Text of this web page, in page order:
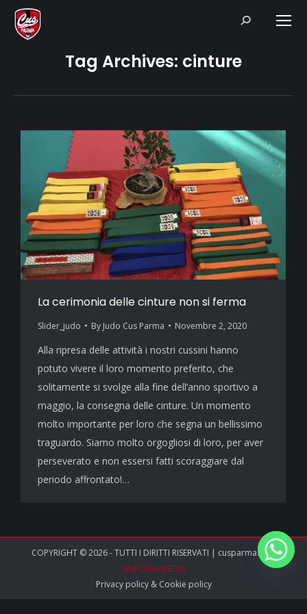
Search:
Tag Archives: cinture
La cerimonia delle cinture non si ferma
Slider_judo By Judo Cus Parma Novembre 2, 2020
Alla ripresa delle attività i nostri cussini hanno
potuto vivere il loro momento preferito, che
solitamente si svolge alla fine dell’anno sportivo a
maggio, la consegna delle cinture. Un momento
molto importante per loro che segna un bellissimo
traguardo. Siamo molto orgogliosi di loro, per aver
perseverato e non essersi fatti scoraggiare dal
periodo affrontato!…
COPYRIGHT © 2026 - TUTTI I DIRITTI RISERVATI | cusparma.it by
SINFONIA MEDIA
Privacy policy& Cookie policy